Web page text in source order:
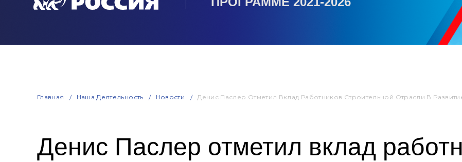
Главная Наша Деятельность Новости Денис Паслер Отметил Вклад Работников Строительной Отрасли В
Денис Паслер отметил вклад